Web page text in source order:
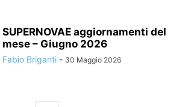
SUPERNOVAE aggiornamenti del
mese – Giugno 2026
Fabio Briganti - 30 Maggio 2026